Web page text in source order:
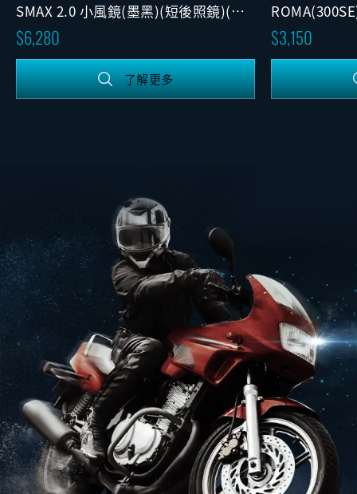
SMAX 2.0 小風鏡(墨黑)(短後照鏡)(固
定版)
6,280
了解更多
3,150